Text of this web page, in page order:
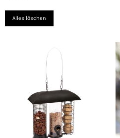
Alles löschen